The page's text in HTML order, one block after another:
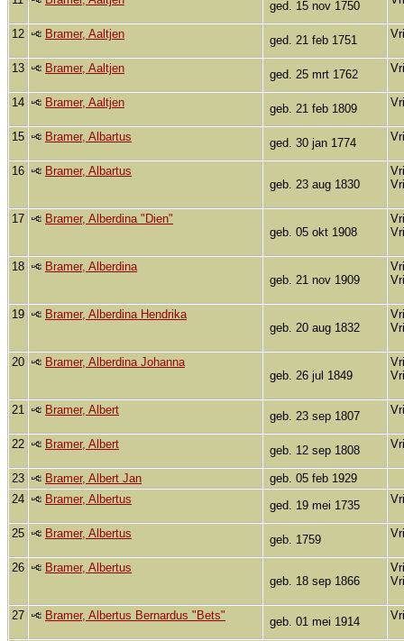
ged. 15 nov 1750
12 Bramer, Aaltjen ged. 21 feb 1751
13 Bramer, Aaltjen ged. 25 mrt 1762
14 Bramer, Aaltjen geb. 21 feb 1809
15 Bramer, Albartus ged. 30 jan 1774
16
Bramer, Albartus
geb. 23 aug 1830
17
Bramer, Alberdina "Dien"
geb. 05 okt 1908
18
Bramer, Alberdina
geb. 21 nov 1909
19
Bramer, Alberdina Hendrika
geb. 20 aug 1832
20
Bramer, Alberdina Johanna
geb. 26 jul 1849
21 Bramer, Albert geb. 23 sep 1807
22 Bramer, Albert geb. 12 sep 1808
23 Bramer, Albert Jan
geb. 05 feb 1929
24
Bramer, Albertus ged. 19 mei 1735
25 Bramer, Albertus geb. 1759
26
Bramer, Albertus
geb. 18 sep 1866
27 Bramer, Albertus Bernardus "Bets" geb. 01 mei 1914